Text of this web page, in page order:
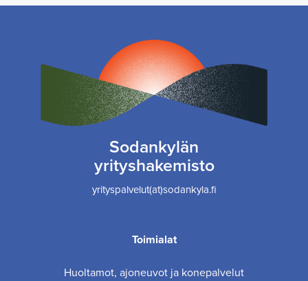
Sodankylän
yrityshakemisto
yrityspalvelut(at)sodankyla.fi
Toimialat
Huoltamot, ajoneuvot ja konepalvelut